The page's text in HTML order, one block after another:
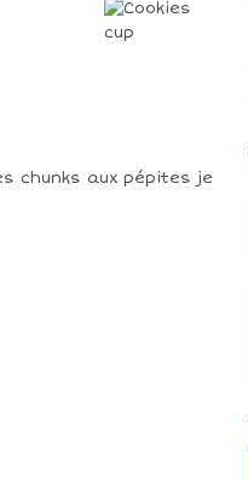
chunks aux pépites je